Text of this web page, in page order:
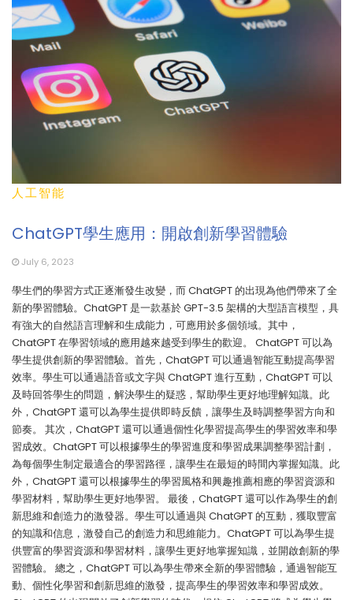
人工智能
ChatGPT學生應用：開啟創新學習體驗
July 6, 2023
學生們的學習方式正逐漸發生改變，而 ChatGPT 的出現為他們帶來了全
新的學習體驗。ChatGPT 是一款基於 GPT-3.5 架構的大型語言模型，具
有強大的自然語言理解和生成能力，可應用於多個領域。其中，
ChatGPT 在學習領域的應用越來越受到學生的歡迎。 ChatGPT 可以為
學生提供創新的學習體驗。首先，ChatGPT 可以通過智能互動提高學習
效率。學生可以通過語音或文字與 ChatGPT 進行互動，ChatGPT 可以
及時回答學生的問題，解決學生的疑惑，幫助學生更好地理解知識。此
外，ChatGPT 還可以為學生提供即時反饋，讓學生及時調整學習方向和
節奏。 其次，ChatGPT 還可以通過個性化學習提高學生的學習效率和學
習成效。ChatGPT 可以根據學生的學習進度和學習成果調整學習計劃，
為每個學生制定最適合的學習路徑，讓學生在最短的時間內掌握知識。此
外，ChatGPT 還可以根據學生的學習風格和興趣推薦相應的學習資源和
學習材料，幫助學生更好地學習。 最後，ChatGPT 還可以作為學生的創
新思維和創造力的激發器。學生可以通過與 ChatGPT 的互動，獲取豐富
的知識和信息，激發自己的創造力和思維能力。ChatGPT 可以為學生提
供豐富的學習資源和學習材料，讓學生更好地掌握知識，並開啟創新的學
習體驗。 總之，ChatGPT 可以為學生帶來全新的學習體驗，通過智能互
動、個性化學習和創新思維的激發，提高學生的學習效率和學習成效。